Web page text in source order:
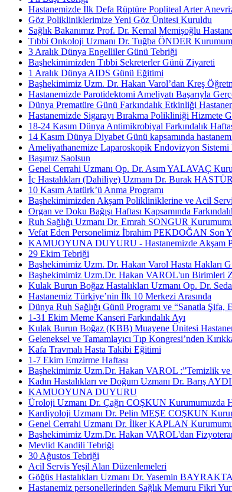
Hastanemizde İlk Defa Rüptüre Popliteal Arter
Göz Polikliniklerimize Yeni Göz Ünitesi Kuruldu
Sağlık Bakanımız Prof. Dr. Kemal Memişoğlu
Tıbbi Onkoloji Uzmanı Dr. Tuğba ÖNDER
3 Aralık Dünya Engelliler Günü Tebriği
Başhekimimizden Tıbbi Sekreterler Günü Ziyareti
1 Aralık Dünya AIDS Günü Eğitimi
Başhekimimiz Uzm. Dr. Hakan Varol’dan Kreş
Hastanemizde Parotidektomi Ameliyatı Başarıyla
Dünya Prematüre Günü Farkındalık Etkinliği
Hastanemizde Sigarayı Bırakma Polikliniği Hizmete
18-24 Kasım Dünya Antimikrobiyal Farkındalık
14 Kasım Dünya Diyabet Günü kapsamında
Ameliyathanemize Laparoskopik Endovizyon Sistemi
Başımız Saolsun
Genel Cerrahi Uzmanı Op. Dr. Asım YALAVAÇ
İç Hastalıkları (Dahiliye) Uzmanı Dr. Burak
10 Kasım Atatürk’ü Anma Programı
Başhekimimizden Akşam Polikliniklerine ve Acil
Organ ve Doku Bağışı Haftası Kapsamında
Ruh Sağlığı Uzmanı Dr. Emrah SONGUR
Vefat Eden Personelimiz İbrahim PEKDOĞAN Son
KAMUOYUNA DUYURU - Hastanemizde Akşam
29 Ekim Tebriği
Başhekimimiz Uzm. Dr. Hakan Varol Hasta Hakları
Başhekimimiz Uzm.Dr. Hakan VAROL'un Birimleri
Kulak Burun Boğaz Hastalıkları Uzmanı Op. Dr.
Hastanemiz Türkiye’nin İlk 10 Merkezi Arasında
Dünya Ruh Sağlığı Günü Programı ve “Sanatla
1-31 Ekim Meme Kanseri Farkındalık Ayı
Kulak Burun Boğaz (KBB) Muayene Ünitesi
Geleneksel ve Tamamlayıcı Tıp Kongresi’nden
Kafa Travmalı Hasta Takibi Eğitimi
1-7 Ekim Emzirme Haftası
Başhekimimiz Uzm.Dr. Hakan VAROL :”Temizlik
Kadın Hastalıkları ve Doğum Uzmanı Dr. Barış
KAMUOYUNA DUYURU
Üroloji Uzmanı Dr. Çağrı COŞKUN Kurumumuzda
Kardiyoloji Uzmanı Dr. Pelin MEŞE COŞKUN
Genel Cerrahi Uzmanı Dr. İlker KAPLAN
Başhekimimiz Uzm.Dr. Hakan VAROL'dan
Mevlid Kandili Tebriği
30 Ağustos Tebriği
Acil Servis Yeşil Alan Düzenlemeleri
Göğüs Hastalıkları Uzmanı Dr. Yasemin
Hastanemiz personellerinden Sağlık Memuru Fikri